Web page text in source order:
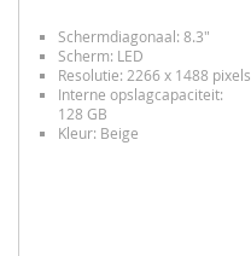
Schermdiagonaal: 8.3"
Scherm: LED
Resolutie: 2266 x 1488 pixels
Interne opslagcapaciteit:
128 GB
Kleur: Beige